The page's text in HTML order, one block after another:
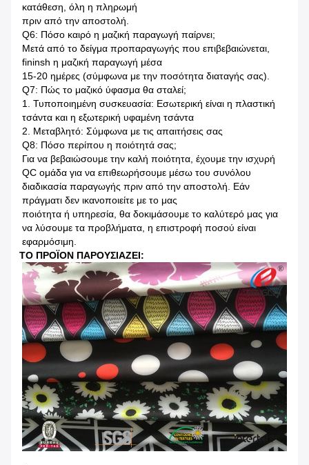
κατάθεση, όλη η πληρωμή
πριν από την αποστολή.
Q6: Πόσο καιρό η μαζική παραγωγή παίρνει;
Μετά από το δείγμα προπαραγωγής που επιβεβαιώνεται,
fininsh η μαζική παραγωγή μέσα
15-20 ημέρες (σύμφωνα με την ποσότητα διαταγής σας).
Q7: Πώς το μαζικό ύφασμα θα σταλεί;
1. Τυποποιημένη συσκευασία: Εσωτερική είναι η πλαστική
τσάντα και η εξωτερική υφαμένη τσάντα
2. Μεταβλητό: Σύμφωνα με τις απαιτήσεις σας
Q8: Πόσο περίπου η ποιότητά σας;
Για να βεβαιώσουμε την καλή ποιότητα, έχουμε την ισχυρή
QC ομάδα για να επιθεωρήσουμε μέσω του συνόλου
διαδικασία παραγωγής πριν από την αποστολή. Εάν
πράγματι δεν ικανοποιείτε με το μας
ποιότητα ή υπηρεσία, θα δοκιμάσουμε το καλύτερό μας για
να λύσουμε τα προβλήματα, η επιστροφή ποσού είναι
εφαρμόσιμη.
ΤΟ ΠΡΟΪΟΝ ΠΑΡΟΥΣΙΑΖΕΙ: